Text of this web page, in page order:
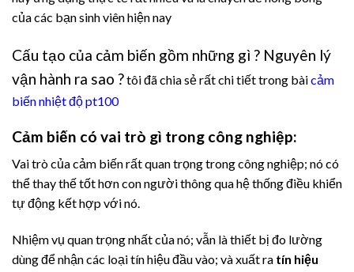
của các bạn sinh viên hiện nay
Cấu tạo của cảm biến gồm những gì ? Nguyên lý
vận hành ra sao ?tôi đã chia sẻ rất chi tiết trong bàicảm
biến nhiệt độ pt100
Cảm biến có vai trò gì trong công nghiệp:
Vai trò của cảm biến rất quan trọng trong công nghiệp; nó có
thể thay thế tốt hơn con người thông qua hệ thống điều khiển
tự động kết hợp với nó.
Nhiệm vụ quan trọng nhất của nó; vẫn là thiết bị đo lường
dùng để nhận các loại tín hiệu đầu vào; và xuất ra tín hiệu